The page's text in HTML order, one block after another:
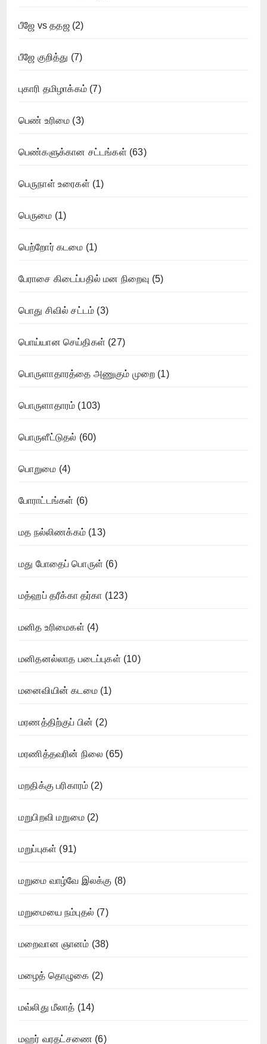
பீஜே vs ததஜ(2)
பீஜே குறித்து (7)
புகாரி தமிழாக்கம் (7)
பெண் உரிமை (3)
பெண்களுக்கான சட்டங்கள் (63)
பெருநாள் உரைகள் (1)
பெருமை (1)
பெற்றோர் கடமை (1)
பேராசை கிடைப்பதில் மன நிறைவு (5)
பொது சிவில் சட்டம் (3)
பொய்யான செய்திகள் (27)
பொருளாதாரத்தை அணுகும் முறை (1)
பொருளாதாரம் (103)
பொருளீட்டுதல் (60)
பொறுமை (4)
போராட்டங்கள் (6)
மத நல்லிணக்கம் (13)
மது போதைப் பொருள் (6)
மத்ஹப் தரீக்கா தர்கா (123)
மனித உரிமைகள் (4)
மனிதனல்லாத படைப்புகள் (10)
மனைவியின் கடமை(1)
மரணத்திற்குப் பின் (2)
மரணித்தவரின் நிலை (65)
மறதிக்கு பரிகாரம் (2)
மறுபிறவி மறுமை(2)
மறுப்புகள் (91)
மறுமை வாழ்வே இலக்கு (8)
மறுமையை நம்புதல் (7)
மறைவான ஞானம் (38)
மழைத் தொழுகை (2)
மவ்லிது மீலாத் (14)
மஹர் வரதட்சணை (6)